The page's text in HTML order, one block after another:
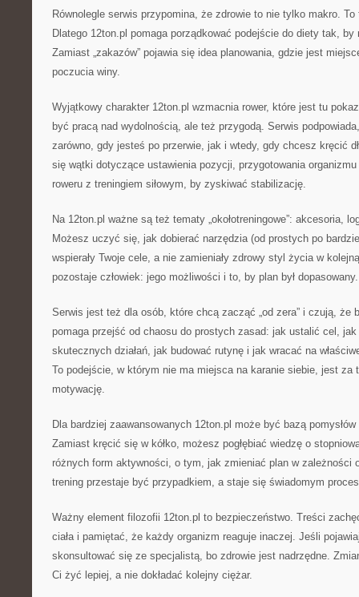
Równolegle serwis przypomina, że zdrowie to nie tylko makro.
Dlatego 12ton.pl pomaga porządkować podejście do diety tak,
Zamiast „zakazów” pojawia się idea planowania, gdzie jest
poczucia winy.
Wyjątkowy charakter 12ton.pl wzmacnia rower, które jest tu
być pracą nad wydolnością, ale też przygodą. Serwis
zarówno, gdy jesteś po przerwie, jak i wtedy, gdy chcesz kręcić
się wątki dotyczące ustawienia pozycji, przygotowania organizmu
roweru z treningiem siłowym, by zyskiwać stabilizację.
Na 12ton.pl ważne są też tematy „okołotreningowe”: akcesoria,
Możesz uczyć się, jak dobierać narzędzia (od prostych po
wspierały Twoje cele, a nie zamieniały zdrowy styl życia w
pozostaje człowiek: jego możliwości i to, by plan był dopasowany.
Serwis jest też dla osób, które chcą zacząć „od zera” i czują, że
pomaga przejść od chaosu do prostych zasad: jak ustalić cel,
skutecznych działań, jak budować rutynę i jak wracać na
To podejście, w którym nie ma miejsca na karanie siebie, jest za
motywację.
Dla bardziej zaawansowanych 12ton.pl może być bazą
Zamiast kręcić się w kółko, możesz pogłębiać wiedzę o
różnych form aktywności, o tym, jak zmieniać plan w zależności
trening przestaje być przypadkiem, a staje się świadomym
Ważny element filozofii 12ton.pl to bezpieczeństwo. Treści
ciała i pamiętać, że każdy organizm reaguje inaczej. Jeśli
skonsultować się ze specjalistą, bo zdrowie jest nadrzędne.
Ci żyć lepiej, a nie dokładać kolejny ciężar.